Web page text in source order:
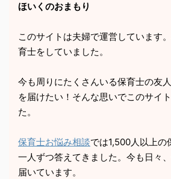
ほいくのおまもり
このサイトは夫婦で運営しています
育士をしていました。
今も周りにたくさんいる保育士の友
を届けたい！そんな思いでこのサイ
た。
保育士お悩み相談では1,500人以上の
一人ずつ答えてきました。今も日々
届いています。